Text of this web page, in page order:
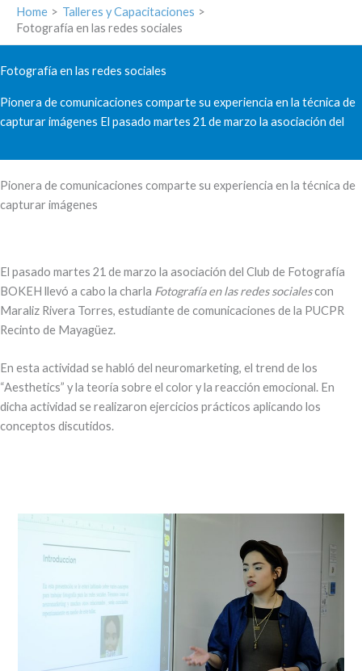
Home
Talleres y Capacitaciones
Fotografía en las redes sociales
Fotografía en las redes sociales
Pionera de comunicaciones comparte su experiencia en la técnica de
capturar imágenes El pasado martes 21 de marzo la asociación del
Pionera de comunicaciones comparte su experiencia en la técnica de
capturar imágenes
El pasado martes 21 de marzo la asociación del Club de Fotografía
BOKEH llevó a cabo la charla Fotografía en las redes socialescon
Maraliz Rivera Torres, estudiante de comunicaciones de la PUCPR
Recinto de Mayagüez.
En esta actividad se habló del neuromarketing, el trend de los
“Aesthetics” y la teoría sobre el color y la reacción emocional. En
dicha actividad se realizaron ejercicios prácticos aplicando los
conceptos discutidos.